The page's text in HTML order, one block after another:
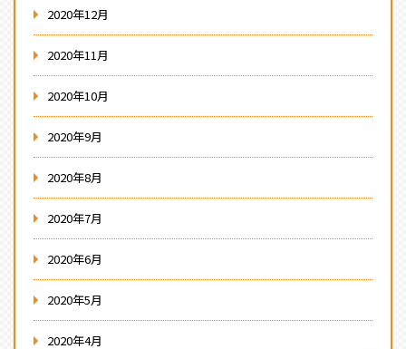
2020年12月
2020年11月
2020年10月
2020年9月
2020年8月
2020年7月
2020年6月
2020年5月
2020年4月